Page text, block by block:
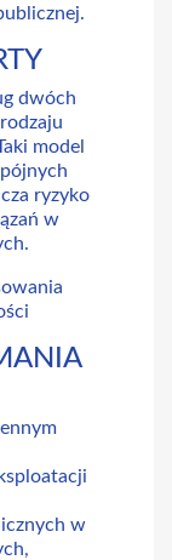
dwóch
model
ryzyko
w
w